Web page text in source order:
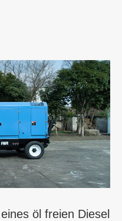
öl freien Diesel